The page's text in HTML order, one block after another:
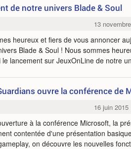
de notre univers Blade & Soul
13
heureux et fiers de vous annoncer
Blade & Soul ! Nous sommes
lancement sur JeuxOnLine de notre
ouvre la conférence de
16 juin 2015
à la conférence Microsoft, la
contentée d'une présentation
on découvre les nouvelles